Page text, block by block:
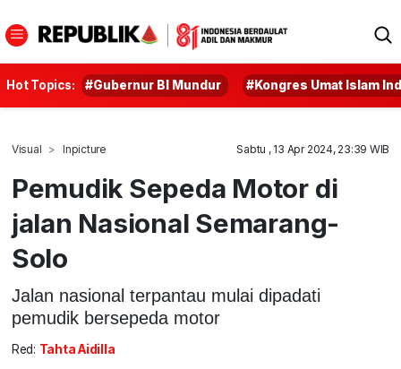
Hot Topics: #Gubernur BI Mundur #Kongres Umat Islam
Visual Inpicture Sabtu , 13 Apr 2024, 23:39 WIB
Pemudik Sepeda Motor di
jalan Nasional Semarang-
Solo
Jalan nasional terpantau mulai dipadati
pemudik bersepeda motor
Red: Tahta Aidilla